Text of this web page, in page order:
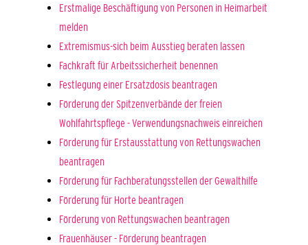
Erstmalige Beschäftigung von Personen in Heimarbeit
melden
Extremismus-sich beim Ausstieg beraten lassen
Fachkraft für Arbeitssicherheit benennen
Festlegung einer Ersatzdosis beantragen
Förderung der Spitzenverbände der freien
Wohlfahrtspflege - Verwendungsnachweis einreichen
Förderung für Erstausstattung von Rettungswachen
beantragen
Förderung für Fachberatungsstellen der Gewalthilfe
Förderung für Horte beantragen
Förderung von Rettungswachen beantragen
Frauenhäuser - Förderung beantragen